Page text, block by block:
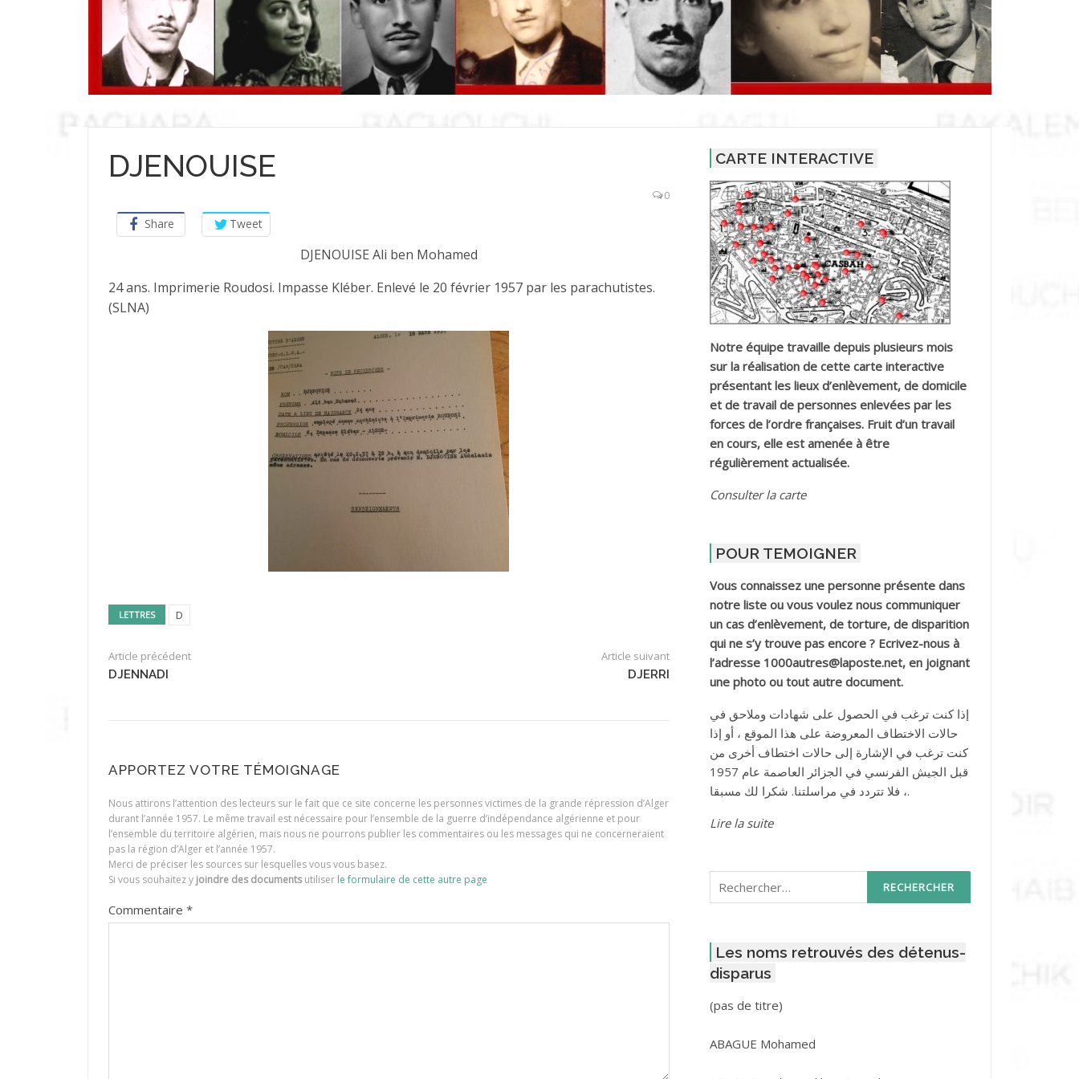
DJENOUISE
0
Share Tweet
DJENOUISE Ali ben Mohamed
24 ans. Imprimerie Roudosi. Impasse Kléber. Enlevé le 20 février 1957 par les parachutistes.
(SLNA)
LETTRES D
Article précédent
DJENNADI
Article suivant
DJERRI
APPORTEZ VOTRE TÉMOIGNAGE
Nous attirons l’attention des lecteurs sur le fait que ce site concerne les personnes victimes de la grande répression d’Alger
durant l’année 1957. Le même travail est nécessaire pour l’ensemble de la guerre d’indépendance algérienne et pour
l’ensemble du territoire algérien, mais nous ne pourrons publier les commentaires ou les messages qui ne concerneraient
pas la région d’Alger et l’année 1957.
Merci de préciser les sources sur lesquelles vous vous basez.
Si vous souhaitez y joindre des documentsutiliser le formulaire de cette autre page
Commentaire *
CARTE INTERACTIVE
Notre équipe travaille depuis plusieurs mois
sur la réalisation de cette carte interactive
présentant les lieux d’enlèvement, de domicile
et de travail de personnes enlevées par les
forces de l’ordre françaises. Fruit d’un travail
en cours, elle est amenée à être
régulièrement actualisée.
Consulter la carte
POUR TEMOIGNER
Vous connaissez une personne présente dans
notre liste ou vous voulez nous communiquer
un cas d’enlèvement, de torture, de disparition
qui ne s’y trouve pas encore ? Ecrivez-nous à
l’adresse 1000autres@laposte.net, en joignant
une photo ou tout autre document.
إذا كنت ترغب في الحصول على شهادات وملاحق في
حالات الاختطاف المعروضة على هذا الموقع ، أو إذا
كنت ترغب في الإشارة إلى حالات اختطاف أخرى من
قبل الجيش الفرنسي في الجزائر العاصمة عام 1957
، فلا تتردد في مراسلتنا. شكرا لك مسبقا.
Lire la suite
Rechercher :
Les noms retrouvés des détenus-
disparus
(pas de titre)Post
3416
ABAGUE Mohamed